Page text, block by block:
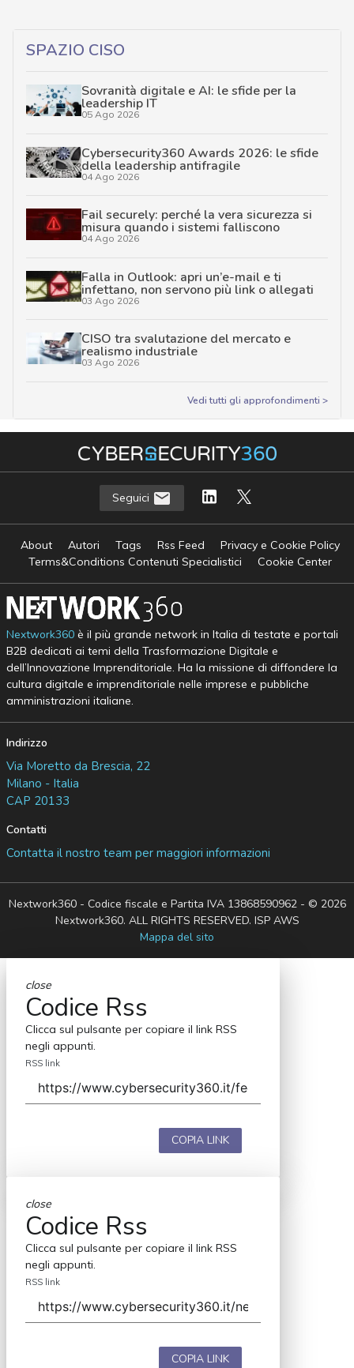
SPAZIO CISO
Sovranità digitale e AI: le sfide per la
leadership IT
05 Ago 2026
Cybersecurity360 Awards 2026: le sfide
della leadership antifragile
04 Ago 2026
Fail securely: perché la vera sicurezza si
misura quando i sistemi falliscono
04 Ago 2026
Falla in Outlook: apri un’e-mail e ti
infettano, non servono più link o allegati
03 Ago 2026
CISO tra svalutazione del mercato e
realismo industriale
03 Ago 2026
Vedi tutti gli approfondimenti >
Seguici
About Autori Tags Rss Feed
Privacy e Cookie Policy
Terms&Conditions Contenuti Specialistici
Cookie Center
Nextwork360è il più grande network in Italia di testate e portali
B2B dedicati ai temi della Trasformazione Digitale e
dell’Innovazione Imprenditoriale. Ha la missione di diffondere la
cultura digitale e imprenditoriale nelle imprese e pubbliche
amministrazioni italiane.
Indirizzo
Via Moretto da Brescia, 22
Milano - Italia
CAP 20133
Contatti
Contatta il nostro team per maggiori informazioni
Nextwork360 - Codice fiscale e Partita IVA 13868590962 - © 2026
Nextwork360. ALL RIGHTS RESERVED. ISP AWS
Mappa del sito
close
Codice Rss
Clicca sul pulsante per copiare il link RSS
negli appunti.
RSS link
COPIA LINK
close
Codice Rss
Clicca sul pulsante per copiare il link RSS
negli appunti.
RSS link
COPIA LINK